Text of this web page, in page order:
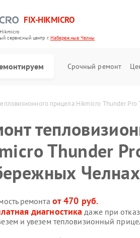
FIX-HIKMICRO
cервисный центр г.Набережные Челны
Срочный ремонт
прицела Hikmicro Thunder
Thunder
Челнах
ремонта от 470 руб.
диагностика даже при
и увезем тепловизионный